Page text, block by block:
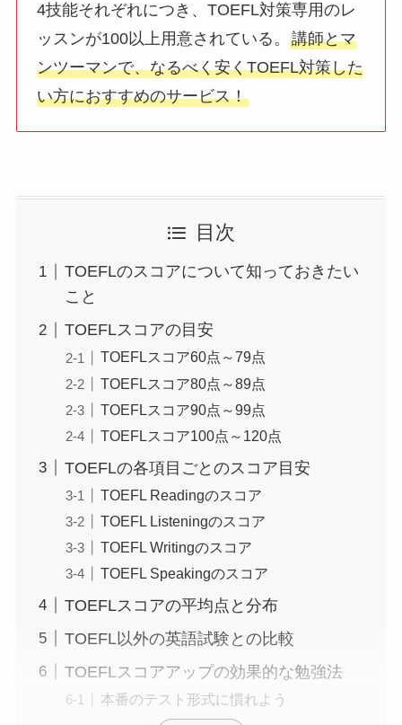
4技能それぞれにつき、TOEFL対策専用のレ
ッスンが100以上用意されている。講師とマ
ンツーマンで、なるべく安くTOEFL対策した
い方におすすめのサービス！
目次
TOEFLのスコアについて知っておきたい
こと
TOEFLスコアの目安
TOEFLスコア60点～79点
TOEFLスコア80点～89点
TOEFLスコア90点～99点
TOEFLスコア100点～120点
TOEFLの各項目ごとのスコア目安
TOEFL Readingのスコア
TOEFL Listeningのスコア
TOEFL Writingのスコア
TOEFL Speakingのスコア
TOEFLスコアの平均点と分布
TOEFL以外の英語試験との比較
TOEFLスコアアップの効果的な勉強法
本番のテスト形式に慣れよう